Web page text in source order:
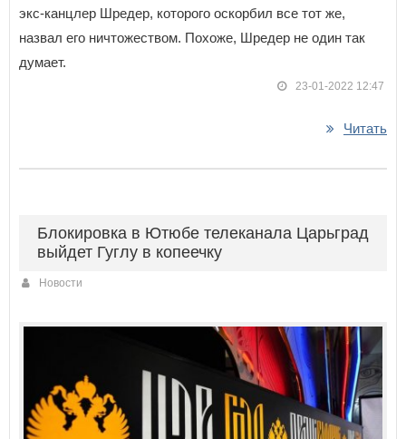
экс-канцлер Шредер, которого оскорбил все тот же,
назвал его ничтожеством. Похоже, Шредер не один так
думает.
23-01-2022 12:47
Читать
Блокировка в Ютюбе телеканала Царьград
выйдет Гуглу в копеечку
Новости